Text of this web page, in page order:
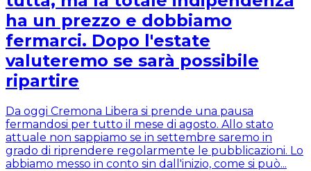
ha un prezzo e dobbiamo
fermarci. Dopo l'estate
valuteremo se sarà possibile
ripartire
Da oggi Cremona Libera si prende una pausa
fermandosi per tutto il mese di agosto. Allo stato
attuale non sappiamo se in settembre saremo in
grado di riprendere regolarmente le pubblicazioni. Lo
abbiamo messo in conto sin dall'inizio, come si può...